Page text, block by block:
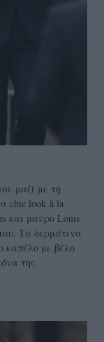
μαζί με τη
chic look à la
και μαύρο Louis
Τα δερμάτινα
καπέλο με βέλο
της.